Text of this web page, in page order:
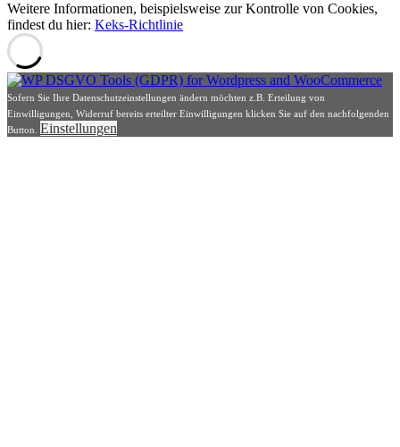
Weitere Informationen, beispielsweise zur Kontrolle von Cookies,
findest du hier: Keks-Richtlinie
Sofern Sie Ihre Datenschutzeinstellungen ändern möchten z.B. Erteilung von
Einwilligungen, Widerruf bereits erteilter Einwilligungen klicken Sie auf den nachfolgenden
Button. Einstellungen